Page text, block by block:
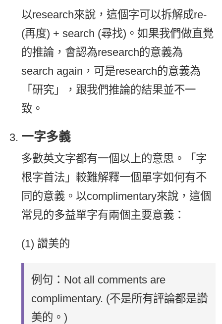
以research來說，這個字可以拆解成re-
(再度) + search (尋找)。如果我們做直覺
的推論，會認為research的意義為
search again，可是research的意義為
「研究」，跟我們推論的結果並不一
致。
一字多義
多數英文字都有一個以上的意思。「字
根字首法」較難解釋一個單字如何有不
同的意義。以complimentary來說，這個
常見的多益單字有兩個主要意義：
(1) 讚美的
例句：Not all comments are
complimentary. (不是所有評論都是讚
美的。)